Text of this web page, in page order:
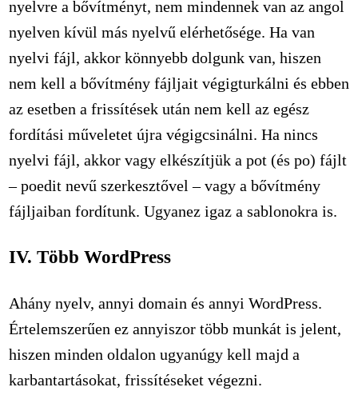
nyelvre a bővítményt, nem mindennek van az angol
nyelven kívül más nyelvű elérhetősége. Ha van
nyelvi fájl, akkor könnyebb dolgunk van, hiszen
nem kell a bővítmény fájljait végigturkálni és ebben
az esetben a frissítések után nem kell az egész
fordítási műveletet újra végigcsinálni. Ha nincs
nyelvi fájl, akkor vagy elkészítjük a pot (és po) fájlt
– poedit nevű szerkesztővel – vagy a bővítmény
fájljaiban fordítunk. Ugyanez igaz a sablonokra is.
IV. Több WordPress
Ahány nyelv, annyi domain és annyi WordPress.
Értelemszerűen ez annyiszor több munkát is jelent,
hiszen minden oldalon ugyanúgy kell majd a
karbantartásokat, frissítéseket végezni.